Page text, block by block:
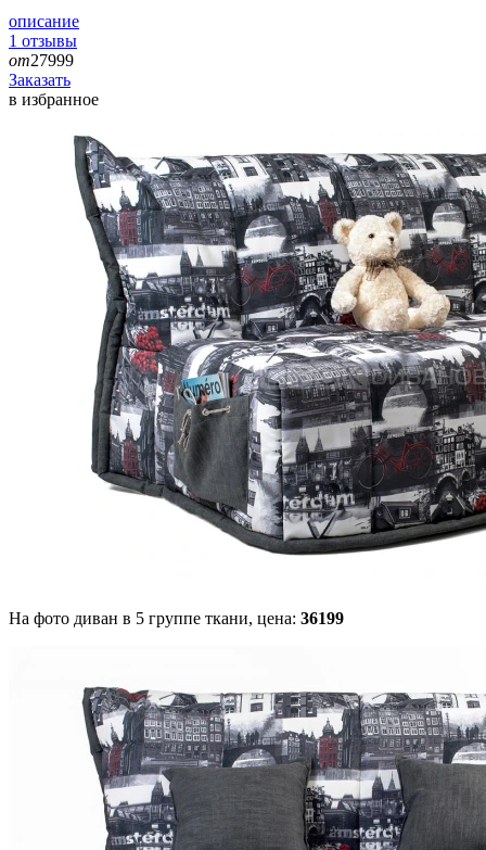
описание
1 отзывы
от27999
Заказать
в избранное
На фото диван в 5 группе ткани, цена: 36199